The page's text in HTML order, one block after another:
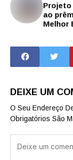
Projeto
ao
Melhor
mais
de
DEIXE UM
O Seu Endereço
Obrigatórios São